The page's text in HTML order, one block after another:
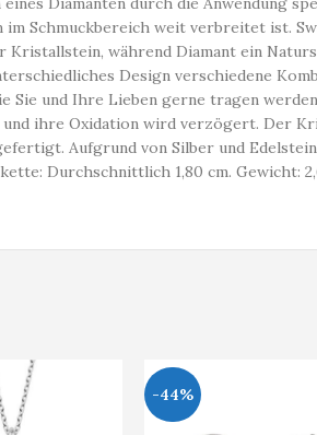
Schmuckbereich weit verbreitet ist.
während Diamant ein
Design verschiedene
und Ihre Lieben gerne tragen
ihre Oxidation wird verzögert. Der
Aufgrund von Silber und
Durchschnittlich 1,80 cm. Gewicht:
-44%